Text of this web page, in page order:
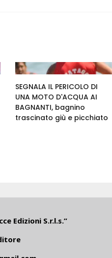
SEGNALA IL PERICOLO DI
UNA MOTO D'ACQUA AI
BAGNANTI, bagnino
trascinato giù e picchiato
Edizioni S.r.l.s.”